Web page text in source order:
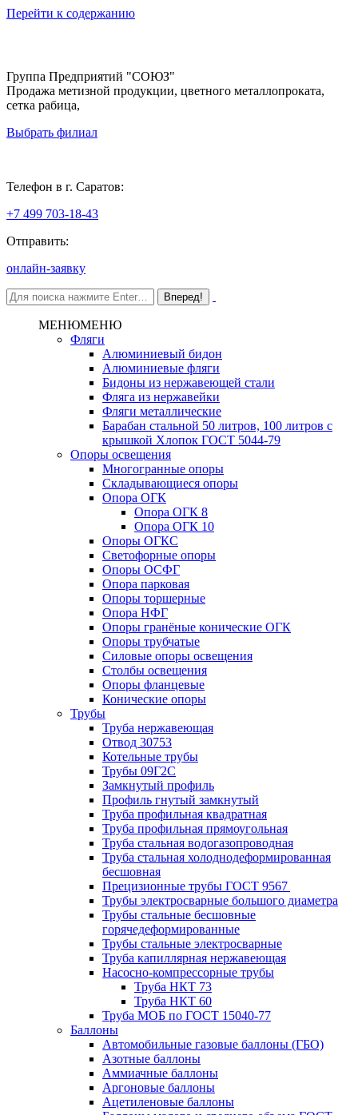
Перейти к содержанию
Группа Предприятий "СОЮЗ"
Продажа метизной продукции, цветного металлопроката,
сетка рабица,
Выбрать филиал
Телефон в г. Саратов:
+7 499 703-18-43
Отправить:
онлайн-заявку
МЕНЮМЕНЮ
Фляги
Алюминиевый бидон
Алюминиевые фляги
Бидоны из нержавеющей стали
Фляга из нержавейки
Фляги металлические
Барабан стальной 50 литров, 100 литров с
крышкой Хлопок ГОСТ 5044-79
Опоры освещения
Многогранные опоры
Складывающиеся опоры
Опора ОГК
Опора ОГК 8
Опора ОГК 10
Опоры ОГКС
Светофорные опоры
Опоры ОСФГ
Опора парковая
Опоры торшерные
Опора НФГ
Опоры гранёные конические ОГК
Опоры трубчатые
Силовые опоры освещения
Столбы освещения
Опоры фланцевые
Конические опоры
Трубы
Труба нержавеющая
Отвод 30753
Котельные трубы
Трубы 09Г2С
Замкнутый профиль
Профиль гнутый замкнутый
Труба профильная квадратная
Труба профильная прямоугольная
Труба стальная водогазопроводная
Труба стальная холоднодеформированная
бесшовная
Прецизионные трубы ГОСТ 9567
Трубы электросварные большого диаметра
Трубы стальные бесшовные
горячедеформированные
Трубы стальные электросварные
Труба капиллярная нержавеющая
Насосно-компрессорные трубы
Труба НКТ 73
Труба НКТ 60
Труба МОБ по ГОСТ 15040-77
Баллоны
Автомобильные газовые баллоны (ГБО)
Азотные баллоны
Аммиачные баллоны
Аргоновые баллоны
Ацетиленовые баллоны